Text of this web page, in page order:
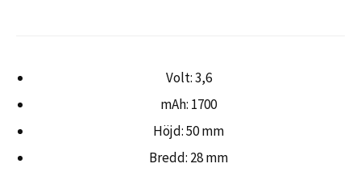
Volt: 3,6
mAh: 1700
Höjd: 50 mm
Bredd: 28 mm